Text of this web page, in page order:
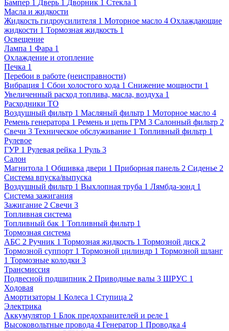
Бампер 1 Дверь 1 Дворник 1 Стекла 1
Масла и жидкости
Жидкость гидроусилителя 1 Моторное масло 4 Охлаждающие
жидкости 1 Тормозная жидкость 1
Освещение
Лампа 1 Фара 1
Охлаждение и отопление
Печка 1
Перебои в работе (неисправности)
Вибрация 1 Сбои холостого хода 1 Снижение мощности 1
Увеличенный расход топлива, масла, воздуха 1
Расходники ТО
Воздушный фильтр 1 Масляный фильтр 1 Моторное масло 4
Ремень генератора 1 Ремень и цепь ГРМ 3 Салонный фильтр 2
Свечи 3 Техническое обслуживание 1 Топливный фильтр 1
Рулевое
ГУР 1 Рулевая рейка 1 Руль 3
Салон
Магнитола 1 Обшивка двери 1 Приборная панель 2 Сиденье 2
Система впуска/выпуска
Воздушный фильтр 1 Выхлопная труба 1 Лямбда-зонд 1
Система зажигания
Зажигание 2 Свечи 3
Топливная система
Топливный бак 1 Топливный фильтр 1
Тормозная система
АБС 2 Ручник 1 Тормозная жидкость 1 Тормозной диск 2
Тормозной суппорт 1 Тормозной цилиндр 1 Тормозной шланг
1 Тормозные колодки 3
Трансмиссия
Подвесной подшипник 2 Приводные валы 3 ШРУС 1
Ходовая
Амортизаторы 1 Колеса 1 Ступица 2
Электрика
Аккумулятор 1 Блок предохранителей и реле 1
Высоковольтные провода 4 Генератор 1 Проводка 4